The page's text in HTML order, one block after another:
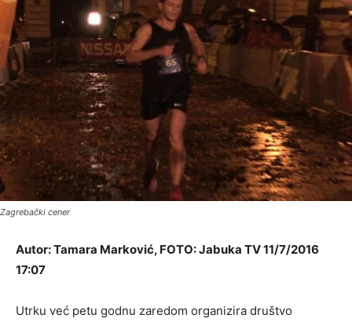
Zagrebački cener
Autor: Tamara Marković, FOTO: Jabuka TV 11/7/2016
17:07
Utrku već petu godnu zaredom organizira društvo